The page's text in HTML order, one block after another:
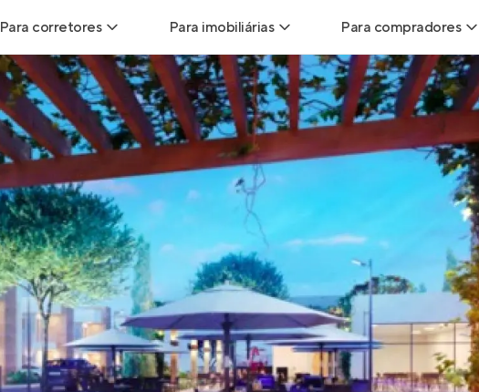
Para corretores
Leads para Corretores
Corretor+
Parcerias imobiliárias
Hub de Corretores
Perfil Verificado
Anunciar imóveis
Para imobiliárias
Leads para Imobiliárias
Hub de imobiliárias
Anunciar imóveis
Para compradores
Buscar um
Calcule seu
Comprar x
Correção do
Simulador de
Encontre um